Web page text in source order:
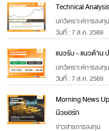
Technical
บทวิเคราะห์การลงทุน
วันที่ : 7 ส.ค. 2569
แนวรับ - แนวต้าน
บทวิเคราะห์การลงทุน
วันที่ : 7 ส.ค. 2569
Morning News
นิวยอร์ก
ข่าวสารการลงทุน